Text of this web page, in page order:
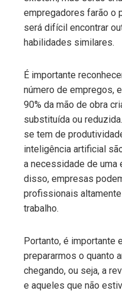
empregadores farão o
será difícil encontrar
habilidades similares.
É importante
número de empregos,
90% da mão de obra
substituída ou
se tem de
inteligência artificial
a necessidade de uma
disso, empresas
profissionais
trabalho.
Portanto, é importante
prepararmos o quanto
chegando, ou seja, a
e aqueles que não